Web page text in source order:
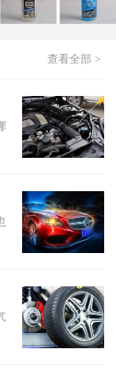
查看全部 >
功能并能正确的使
不开，结果从门外
大多数情况下汽车